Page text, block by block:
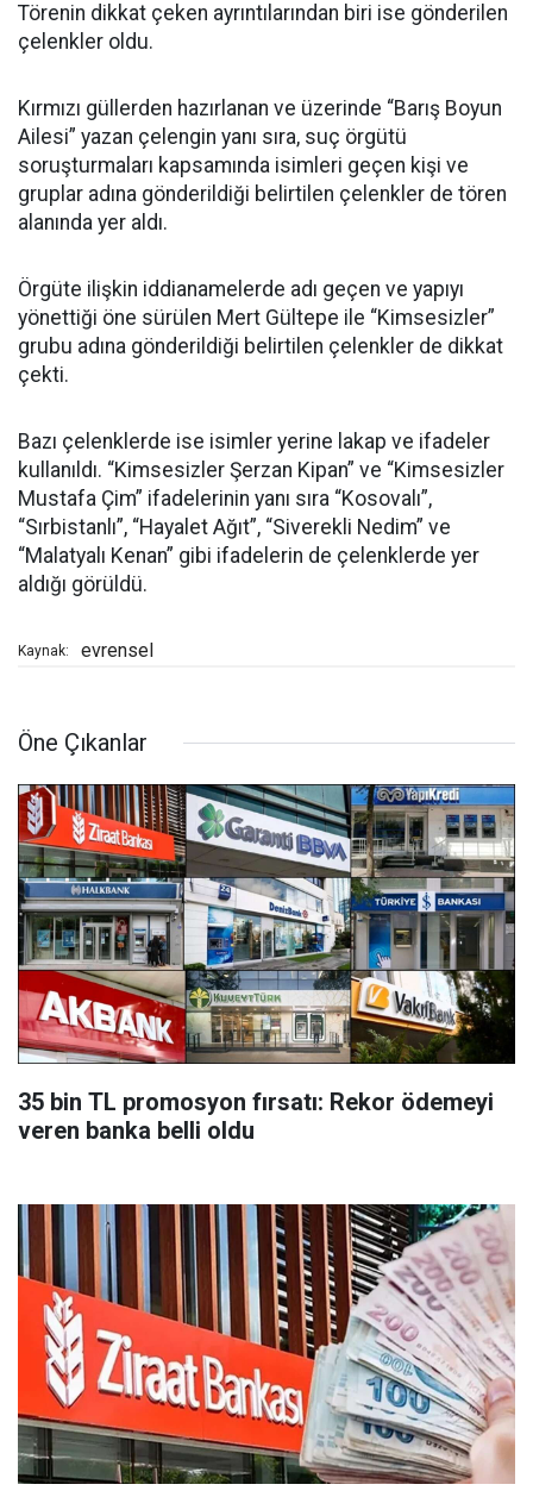
Törenin dikkat çeken ayrıntılarından biri ise gönderilen
çelenkler oldu.
Kırmızı güllerden hazırlanan ve üzerinde “Barış Boyun
Ailesi” yazan çelengin yanı sıra, suç örgütü
soruşturmaları kapsamında isimleri geçen kişi ve
gruplar adına gönderildiği belirtilen çelenkler de tören
alanında yer aldı.
Örgüte ilişkin iddianamelerde adı geçen ve yapıyı
yönettiği öne sürülen Mert Gültepe ile “Kimsesizler”
grubu adına gönderildiği belirtilen çelenkler de dikkat
çekti.
Bazı çelenklerde ise isimler yerine lakap ve ifadeler
kullanıldı. “Kimsesizler Şerzan Kipan” ve “Kimsesizler
Mustafa Çim” ifadelerinin yanı sıra “Kosovalı”,
“Sırbistanlı”, “Hayalet Ağıt”, “Siverekli Nedim” ve
“Malatyalı Kenan” gibi ifadelerin de çelenklerde yer
aldığı görüldü.
Kaynak: evrensel
Öne Çıkanlar
35 bin TL promosyon fırsatı: Rekor ödemeyi
veren banka belli oldu